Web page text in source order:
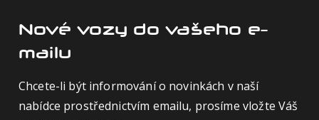
Nové vozy do vašeho e-
mailu
Chcete-li být informování o novinkách v naší
nabídce prostřednictvím emailu, prosíme vložte Váš